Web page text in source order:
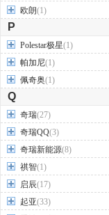
欧朗(1)
P
Polestar极星(1)
帕加尼(1)
佩奇奥(1)
Q
奇瑞(27)
奇瑞QQ(3)
奇瑞新能源(8)
祺智(1)
启辰(17)
起亚(33)